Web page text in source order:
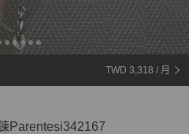
TWD 3,318 / 月
Parentesi342167